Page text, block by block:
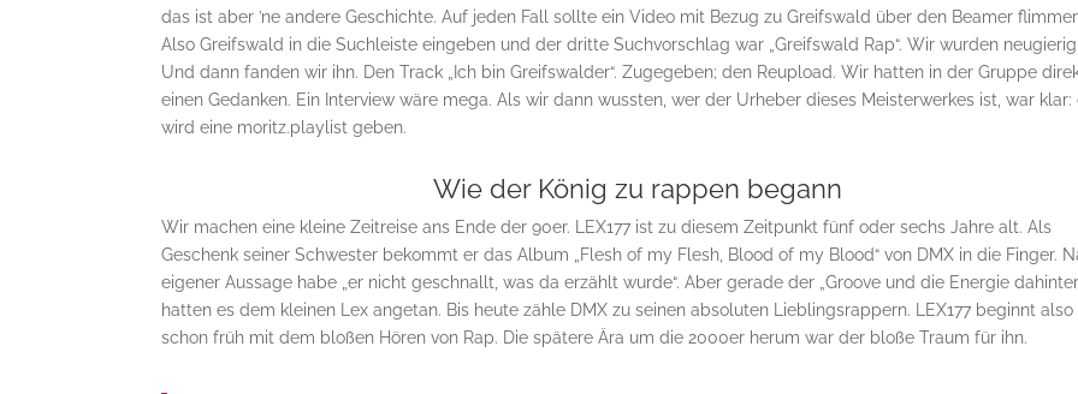
das ist aber ’ne andere Geschichte. Auf jeden Fall sollte ein Video mit Bezug zu Greifswald über den Beamer
Also Greifswald in die Suchleiste eingeben und der dritte Suchvorschlag war „Greifswald Rap“. Wir wurden neugierig.
Und dann fanden wir ihn. Den Track „Ich bin Greifswalder“. Zugegeben; den Reupload. Wir hatten in der Gruppe
einen Gedanken. Ein Interview wäre mega. Als wir dann wussten, wer der Urheber dieses Meisterwerkes ist, war klar:
wird eine moritz.playlist geben.
Wie der König zu rappen begann
Wir machen eine kleine Zeitreise ans Ende der 90er. LEX177 ist zu diesem Zeitpunkt fünf oder sechs Jahre alt. Als
Geschenk seiner Schwester bekommt er das Album „Flesh of my Flesh, Blood of my Blood“ von DMX in die Finger.
eigener Aussage habe „er nicht geschnallt, was da erzählt wurde“. Aber gerade der „Groove und die Energie
hatten es dem kleinen Lex angetan. Bis heute zähle DMX zu seinen absoluten Lieblingsrappern. LEX177 beginnt also
schon früh mit dem bloßen Hören von Rap. Die spätere Ära um die 2000er herum war der bloße Traum für ihn.